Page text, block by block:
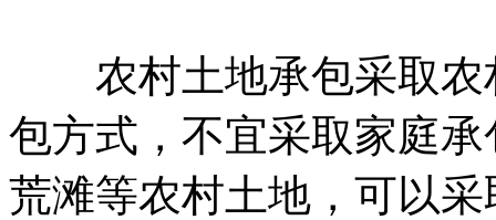
农村土地承包采取农
包方式，不宜采取家庭
荒滩等农村土地，可以